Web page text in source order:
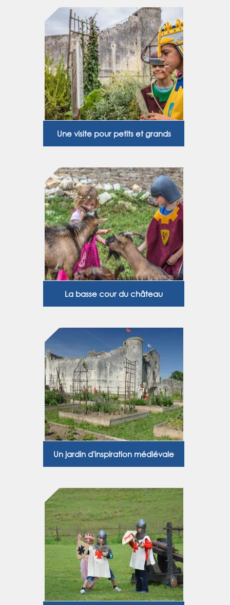
Une visite pour petits et grands
La basse cour du château
Un jardin d'inspiration médiévale